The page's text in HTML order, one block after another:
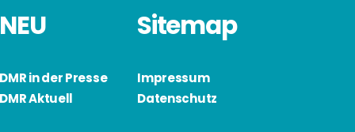
NEU
DMR in der Presse
DMR Aktuell
Sitemap
Impressum
Datenschutz